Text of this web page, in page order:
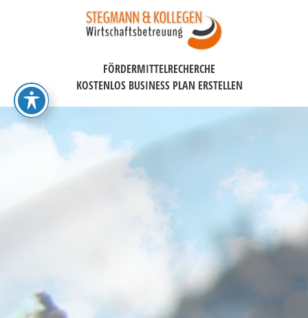
FÖRDERMITTELRECHERCHE
KOSTENLOS BUSINESS PLAN ERSTELLEN